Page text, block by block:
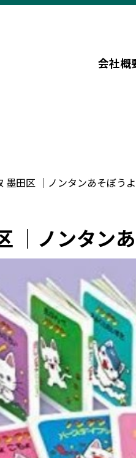
会社概
墨田区 ｜ノンタンあそぼう
｜ノンタン